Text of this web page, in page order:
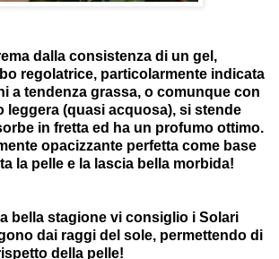
dalla consistenza di un gel,
regolatrice, particolarmente indicata
a tendenza grassa, o comunque con
leggera (quasi acquosa), si stende
in fretta ed ha un profumo ottimo.
opacizzante perfetta come base
la pelle e la lascia bella morbida!
bella stagione vi consiglio i Solari
dai raggi del sole, permettendo di
della pelle!